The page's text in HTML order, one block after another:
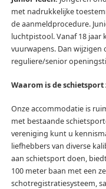
met nadrukkelijke
de aanmeldprocedure.
luchtpistool. Vanaf 18
vuurwapens. Dan
reguliere/senior
Waarom is de
Onze accommodatie is
met bestaande
vereniging kunt u
liefhebbers van diverse
aan schietsport doen,
100 meter baan met een
schotregistratiesysteem,